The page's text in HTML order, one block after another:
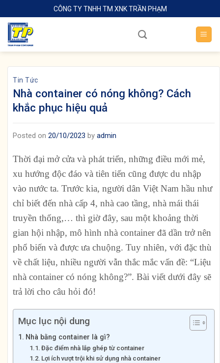
to
content
CÔNG TY TNHH TM XNK TRẦN PHẠM
Tin Tức
Nhà container có nóng không? Cách
khắc phục hiệu quả
Posted on 20/10/2023 by admin
Thời đại mở cửa và phát triển, những điều mới mẻ,
xu hướng độc đáo và tiên tiến cũng được du nhập
vào nước ta. Trước kia, người dân Việt Nam hầu như
chỉ biết đến nhà cấp 4, nhà cao tầng, nhà mái thái
truyền thống,… thì giờ đây, sau một khoảng thời
gian hội nhập, mô hình nhà container đã dần trở nên
phổ biến và được ưa chuộng. Tuy nhiên, với đặc thù
về chất liệu, nhiều người vẫn thắc mắc vấn đề: “Liệu
nhà container có nóng không?”. Bài viết dưới đây sẽ
trả lời cho câu hỏi đó!
Mục lục nội dung
Nhà bằng container là gì?
Đặc điểm nhà lắp ghép từ container
Lợi ích vượt trội khi sử dụng nhà container